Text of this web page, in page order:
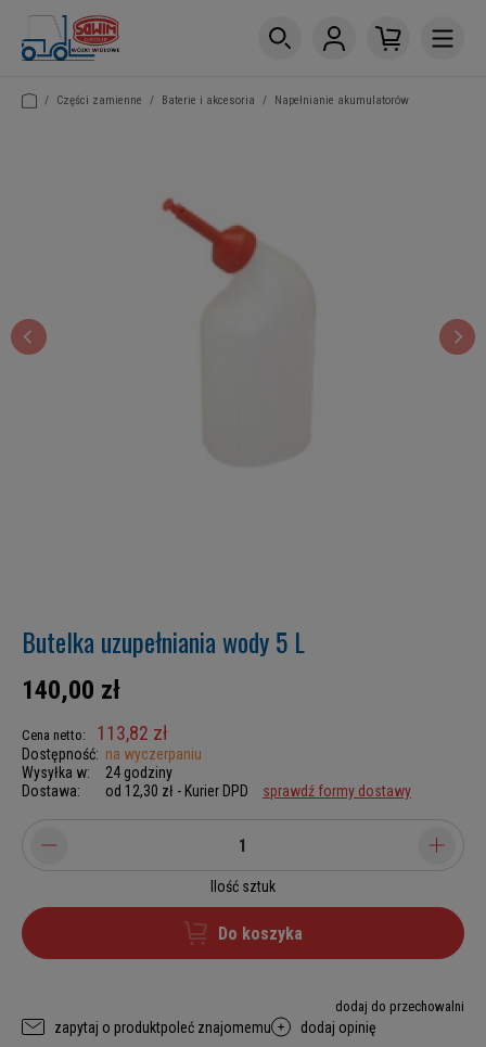
/ Części zamienne / Baterie i akcesoria / Napełnianie akumulatorów
Butelka uzupełniania wody 5 L
140,00 zł
Cena netto: 113,82 zł
Dostępność: na wyczerpaniu
Wysyłka w:
24 godziny
Dostawa:
od 12,30 zł - Kurier DPD sprawdź formy dostawy
Ilość sztuk
Do koszyka
dodaj do przechowalni
zapytaj o produktpoleć znajomemu dodaj opinię